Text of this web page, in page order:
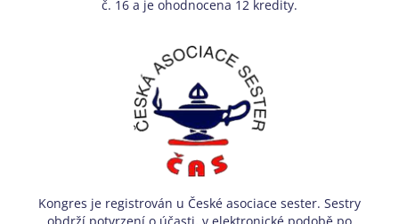
č. 16 a je ohodnocena 12 kredity.
Kongres je registrován u České asociace sester. Sestry